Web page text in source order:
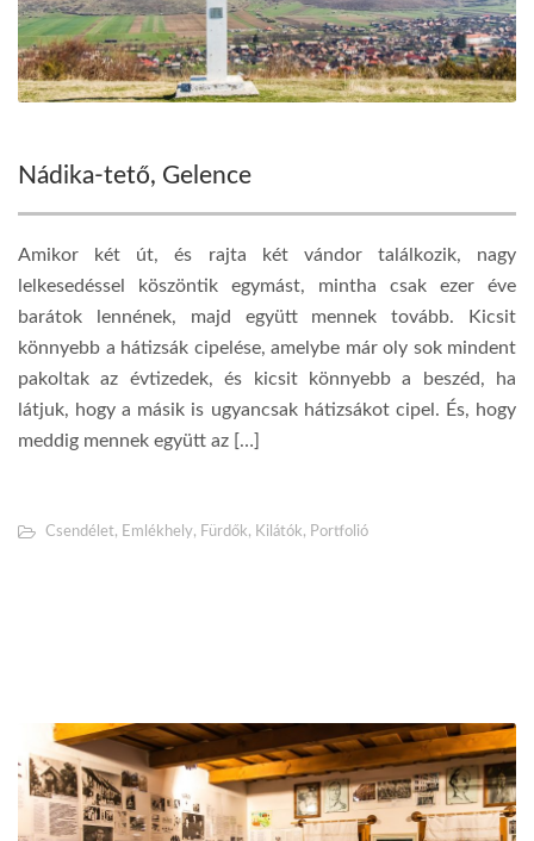
Nádika-tető, Gelence
Amikor két út, és rajta két vándor találkozik, nagy
lelkesedéssel köszöntik egymást, mintha csak ezer éve
barátok lennének, majd együtt mennek tovább. Kicsit
könnyebb a hátizsák cipelése, amelybe már oly sok mindent
pakoltak az évtizedek, és kicsit könnyebb a beszéd, ha
látjuk, hogy a másik is ugyancsak hátizsákot cipel. És, hogy
meddig mennek együtt az […]
Csendélet, Emlékhely, Fürdők, Kilátók, Portfolió